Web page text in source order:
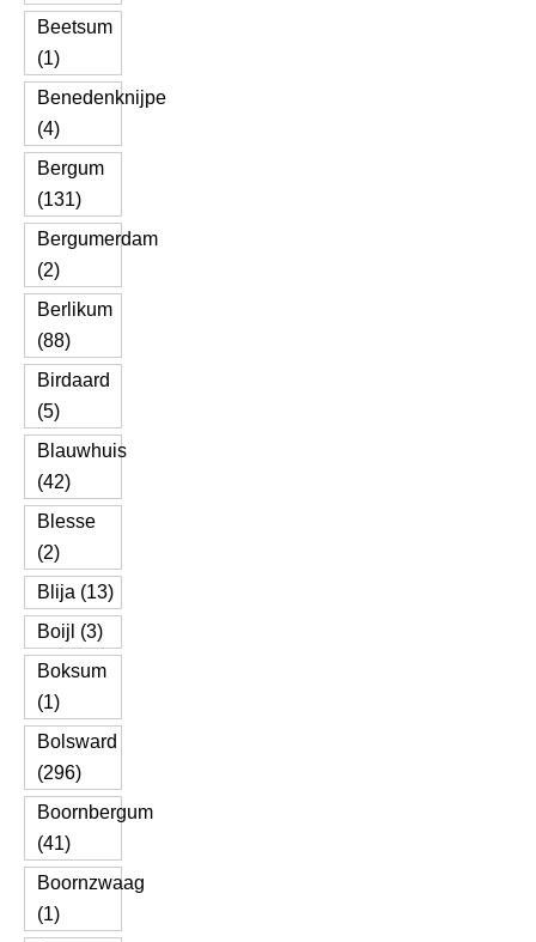
Beetsum
(1)
Benedenknijpe
(4)
Bergum
(131)
Bergumerdam
(2)
Berlikum
(88)
Birdaard
(5)
Blauwhuis
(42)
Blesse
(2)
Blija (13)
Boijl (3)
Boksum
(1)
Bolsward
(296)
Boornbergum
(41)
Boornzwaag
(1)